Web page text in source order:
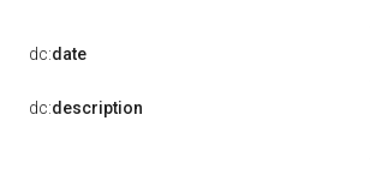
dc:date
dc:description